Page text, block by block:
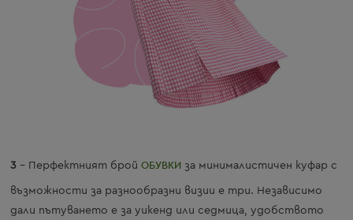
3 – Перфектният бройОБУВКИ за минималистичен куфар с
възможности за разнообразни визии е три. Независимо
дали пътуването е за уикенд или седмица, удобството